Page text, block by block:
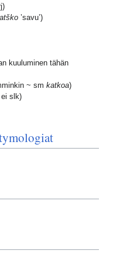
’savu’)
kuuluminen tähän
~ sm katkoa)
slk)